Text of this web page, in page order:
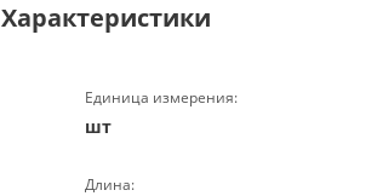
Характеристики
Единица измерения:
шт
Длина: